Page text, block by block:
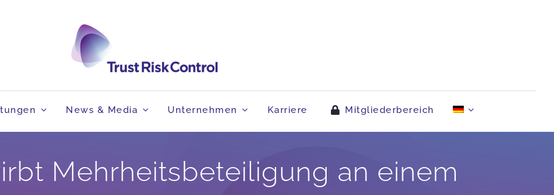
News & Media Unternehmen Karriere Mitgliederbereich
Mehrheitsbeteiligung an einem